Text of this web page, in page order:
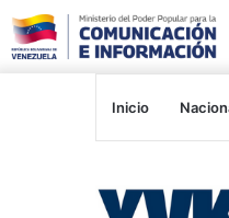
Inicio